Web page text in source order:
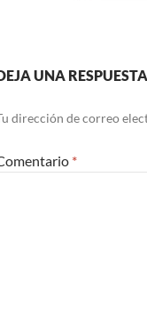
UNA RESPUESTA
dirección de correo
*